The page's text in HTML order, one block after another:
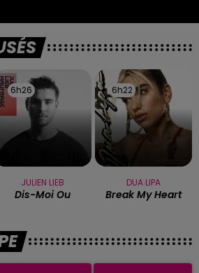
6h26
6h26
JULIEN LIEB
Dis-Moi Ou
6h22
6h22
DUA LIPA
Break My Heart